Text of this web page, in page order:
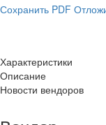
Сохранить PDF
Характеристики
Описание
Новости вендоров